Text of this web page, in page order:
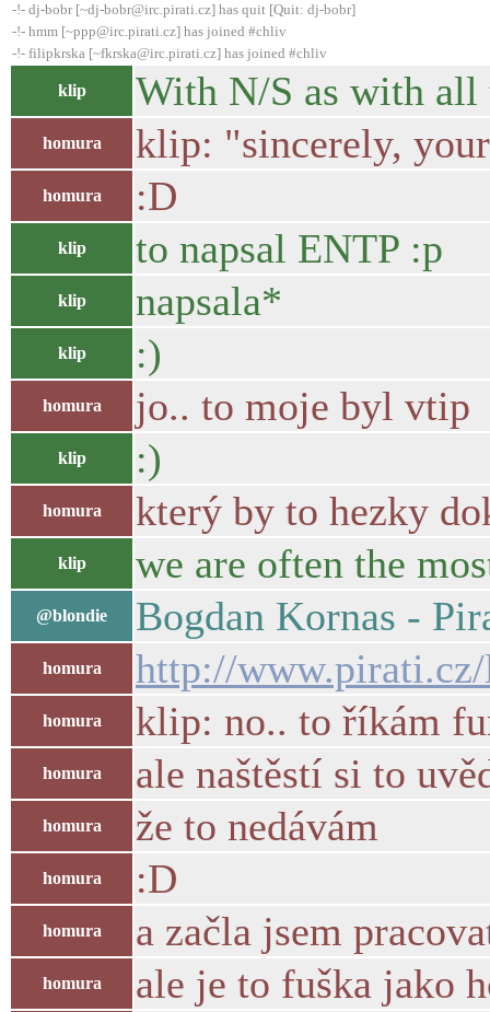
-!- dj-bobr [~dj-bobr@irc.pirati.cz] has quit [Quit: dj-bobr]
-!- hmm [~ppp@irc.pirati.cz] has joined #chliv
-!- filipkrska [~fkrska@irc.pirati.cz] has joined #chliv
klip With N/S as with all
homura klip: "sincerely,
homura :D
klip to napsal ENTP :p
klip napsala*
klip :)
homura jo.. to moje byl vtip
klip :)
homura který by to hezky
klip we are often the
@blondie Bogdan Kornas -
homura http://
homura klip: no.. to říkám
homura ale naštěstí si to
homura že to nedávám
homura :D
homura a začla jsem
homura ale je to fuška jako